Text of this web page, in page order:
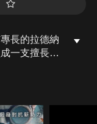
長的拉德納
一支擅長臥